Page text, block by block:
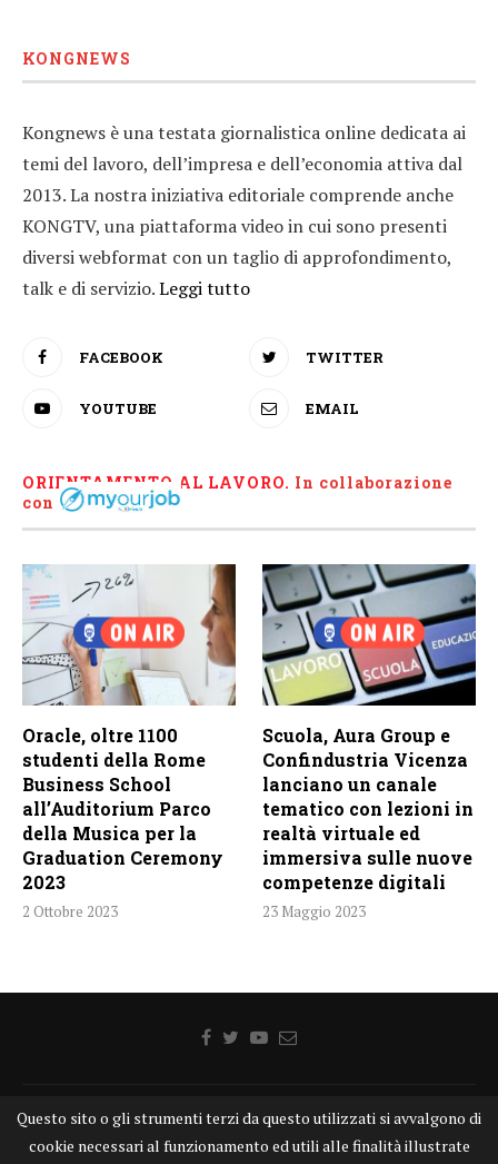
KONGNEWS
Kongnews è una testata giornalistica online dedicata ai
temi del lavoro, dell’impresa e dell’economia attiva dal
2013. La nostra iniziativa editoriale comprende anche
KONGTV, una piattaforma video in cui sono presenti
diversi webformat con un taglio di approfondimento,
talk e di servizio.Leggi tutto
FACEBOOK TWITTER
YOUTUBE EMAIL
ORIENTAMENTO AL LAVORO. In collaborazione
con
Oracle, oltre 1100
studenti della Rome
Business School
all’Auditorium Parco
della Musica per la
Graduation Ceremony
2023
2 Ottobre 2023
Scuola, Aura Group e
Confindustria Vicenza
lanciano un canale
tematico con lezioni in
realtà virtuale ed
immersiva sulle nuove
competenze digitali
23 Maggio 2023
Home Chi siamo Disclaimer Cookie Contatti
Privacy Policy KONGTV
Questo sito o gli strumenti terzi da questo utilizzati si avvalgono di
cookie necessari al funzionamento ed utili alle finalità illustrate